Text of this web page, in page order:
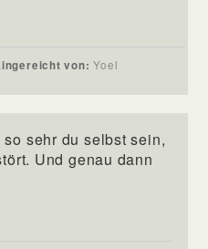
von:Yoel
sehr du selbst sein,
Und genau dann